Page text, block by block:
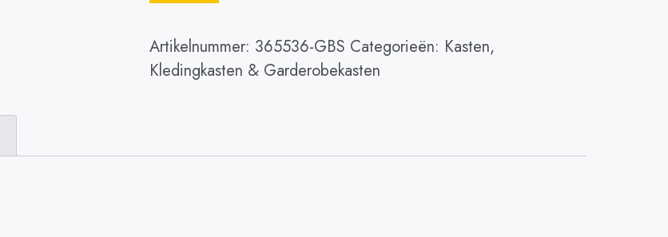
Artikelnummer: 365536-GBS Categorieën: Kasten,
Kledingkasten & Garderobekasten